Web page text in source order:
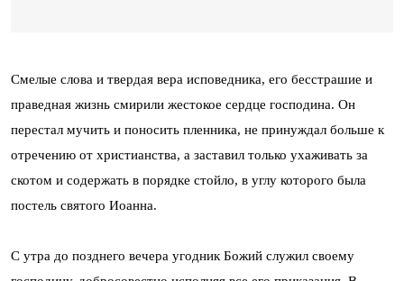
Смелые слова и твердая вера исповедника, его бесстрашие и
праведная жизнь смирили жестокое сердце господина. Он
перестал мучить и поносить пленника, не принуждал больше к
отречению от христианства, а заставил только ухаживать за
скотом и содержать в порядке стойло, в углу которого была
постель святого Иоанна.
С утра до позднего вечера угодник Божий служил своему